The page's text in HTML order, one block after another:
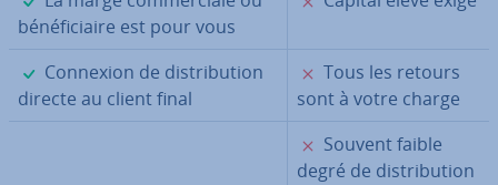
bé­né­fi­ciaire est pour vous
✓
Connexion de dis­tri­bu­tion
directe au client final
✗
Tous les retours
sont à votre charge
✗
Souvent faible
degré de dis­tri­bu­tion